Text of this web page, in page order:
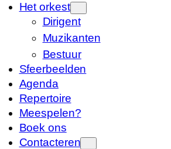
Het orkest
Dirigent
Muzikanten
Bestuur
Sfeerbeelden
Agenda
Repertoire
Meespelen?
Boek ons
Contacteren